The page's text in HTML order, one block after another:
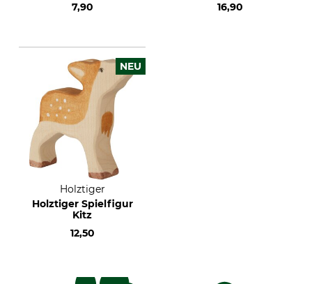
7,90
16,90
NEU
Holztiger
Holztiger Spielfigur
Kitz
12,50